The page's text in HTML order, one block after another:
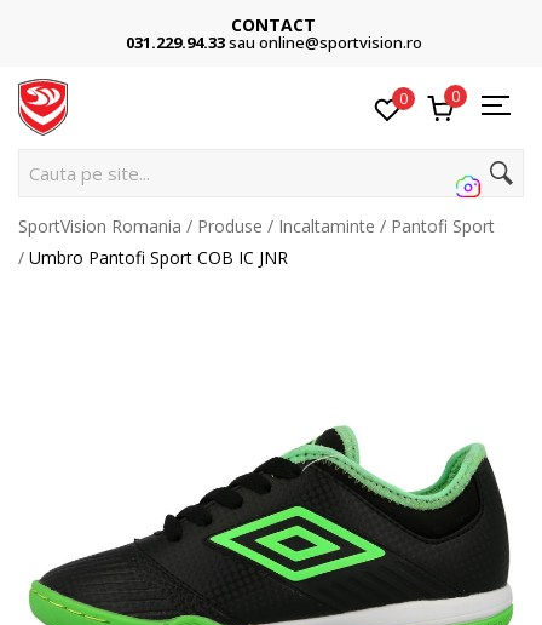
CONTACT
031.229.94.33sau online@sportvision.ro
0 0
Cauta pe site...
SportVision Romania Produse Incaltaminte
Pantofi Sport
Umbro Pantofi Sport COB IC JNR